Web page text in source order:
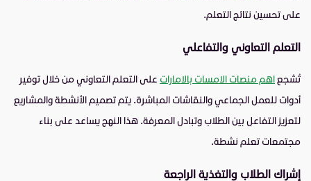
على تحسين نتائج التعلم.
التعلم التعاوني والتفاعلي
تُشجعاهم منصات الامسات بالامارات على التعلم التعاوني من خلال توفير
أدوات للعمل الجماعي والنقاشات المباشرة. يتم تصميم الأنشطة والمشاريع
لتعزيز التفاعل بين الطلاب وتبادل المعرفة. هذا النهج يساعد على بناء
مجتمعات تعلم نشطة.
إشراك الطلاب والتغذية الراجعة